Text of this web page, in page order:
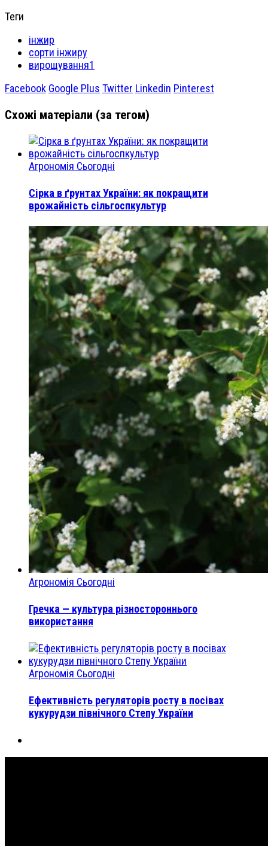
Теги
інжир
сорти інжиру
вирощування1
Facebook Google Plus Twitter Linkedin Pinterest
Схожі матеріали (за тегом)
Агрономія Сьогодні
Сірка в ґрунтах України: як покращити
врожайність сільгоспкультур
Агрономія Сьогодні
Гречка — культура різностороннього
використання
Агрономія Сьогодні
Ефективність регуляторів росту в посівах
кукурудзи північного Степу України